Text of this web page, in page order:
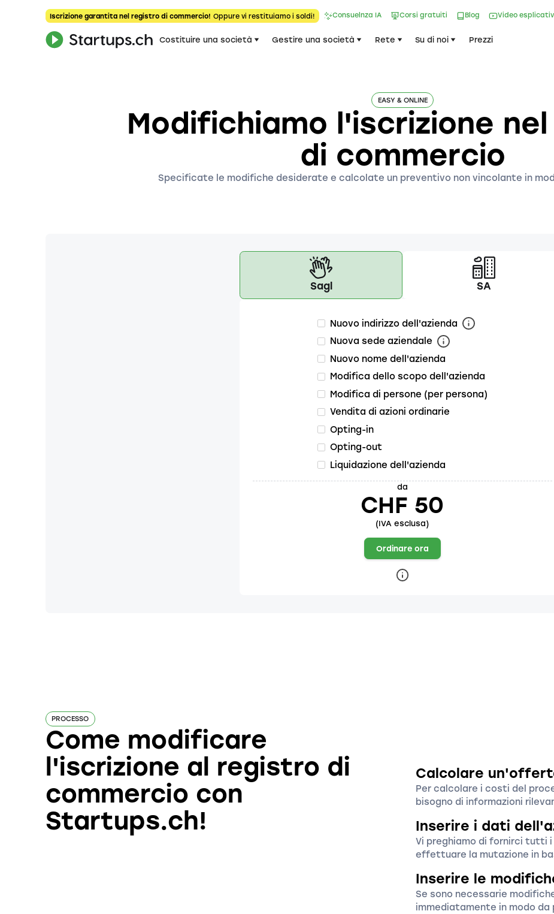
Iscrizione garantita nel registro di commercio! Oppure vi restituiamo i soldi! Consuelnza IA Corsi gratuiti Blog Video
Costituire una società Gestire una società Rete Su di noi Prezzi
EASY & ONLINE
Modifichiamo l'iscrizione
di commercio
Specificate le modifiche desiderate e calcolate un preventivo non vincolante in
Sagl SA
Nuovo indirizzo dell'azienda
Nuova sede aziendale
Nuovo nome dell'azienda
Modifica dello scopo dell'azienda
Modifica di persone (per persona)
Vendita di azioni ordinarie
Opting-in
Opting-out
Liquidazione dell'azienda
da
CHF 50
(IVA esclusa)
Ordinare ora
PROCESSO
Come modificare
l'iscrizione al registro di
commercio con
Startups.ch!
Calcolare
Per calcolare i costi del
bisogno di informazioni
Inserire i dati
Vi preghiamo di fornirci tutti
effettuare la mutazione in
Inserire le
Se sono necessarie
immediatamente in modo